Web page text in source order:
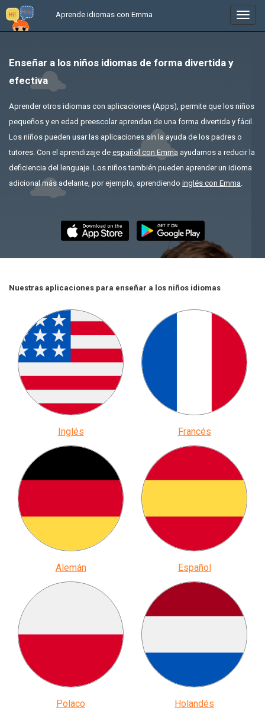
In
/
Aprende idiomas con Emma
Enseñar a los niños idiomas de forma divertida y
efectiva
Aprender otros idiomas con aplicaciones (Apps), permite que los niños
pequeños y en edad preescolar aprendan de una forma divertida y fácil.
Los niños pueden usar las aplicaciones sin la ayuda de los padres o
tutores. Con el aprendizaje de español con Emma ayudamos a reducir la
deficiencia del lenguaje. Los niños también pueden aprender un idioma
adicional más adelante, por ejemplo, aprendiendo inglés con Emma.
Nuestras aplicaciones para enseñar a los niños idiomas
Inglés Francés
Alemán Español
Polaco Holandés